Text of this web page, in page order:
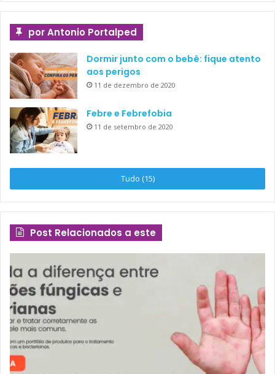
por Antonio Portalped
Dormir junto com o bebê: fique atento
aos perigos
11 de dezembro de 2020
Febre e Febrefobia
11 de setembro de 2020
Tudo (15)
Post Relacionados a este